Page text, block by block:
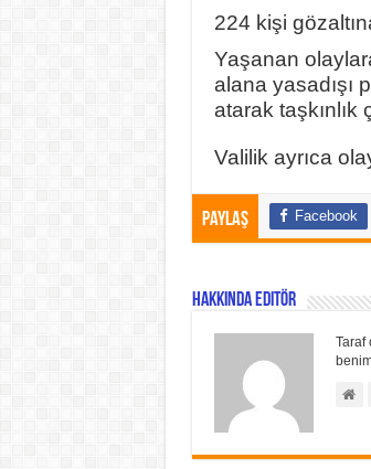
224 kişi
Yaşanan
alana yasadışı
atarak taşkınlık
Valilik ayrıca
Paylaş Facebook
Hakkında Editör
Taraf